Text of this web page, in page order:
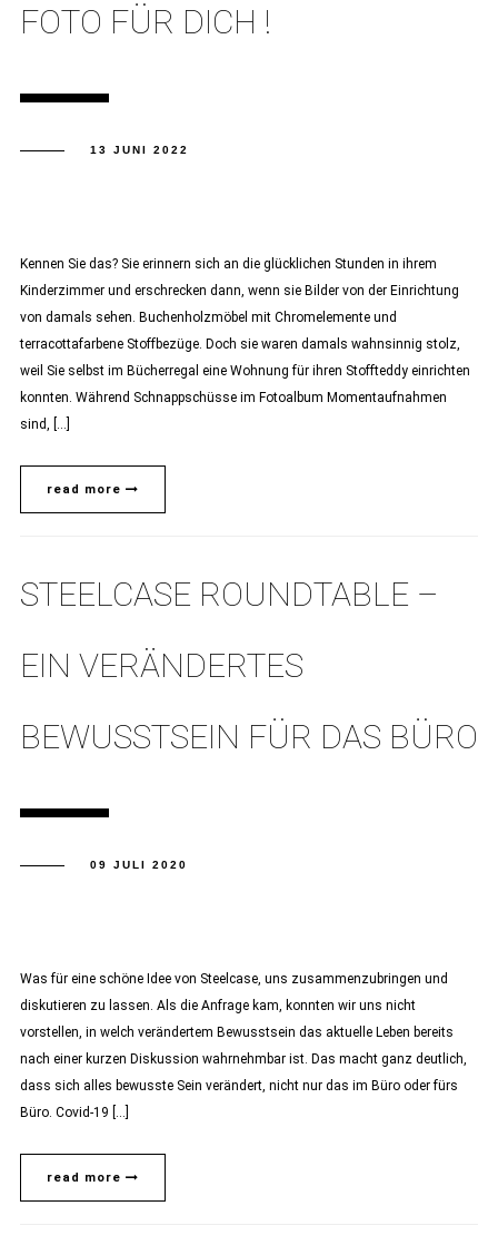
FOTO FÜR DICH !
13 JUNI 2022
Kennen Sie das? Sie erinnern sich an die glücklichen Stunden in ihrem
Kinderzimmer und erschrecken dann, wenn sie Bilder von der Einrichtung
von damals sehen. Buchenholzmöbel mit Chromelemente und
terracottafarbene Stoffbezüge. Doch sie waren damals wahnsinnig stolz,
weil Sie selbst im Bücherregal eine Wohnung für ihren Stoffteddy einrichten
konnten. Während Schnappschüsse im Fotoalbum Momentaufnahmen
sind, […]
read more
STEELCASE ROUNDTABLE –
EIN VERÄNDERTES
BEWUSSTSEIN FÜR DAS BÜRO
09 JULI 2020
Was für eine schöne Idee von Steelcase, uns zusammenzubringen und
diskutieren zu lassen. Als die Anfrage kam, konnten wir uns nicht
vorstellen, in welch verändertem Bewusstsein das aktuelle Leben bereits
nach einer kurzen Diskussion wahrnehmbar ist. Das macht ganz deutlich,
dass sich alles bewusste Sein verändert, nicht nur das im Büro oder fürs
Büro. Covid-19 […]
read more